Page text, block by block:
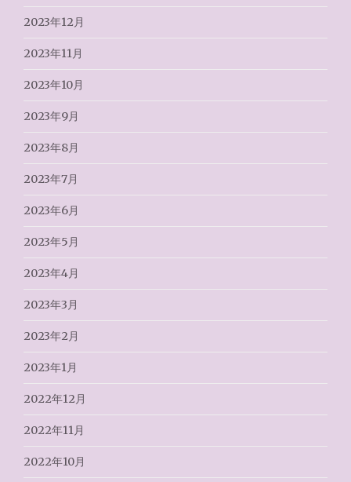
2023年12月
2023年11月
2023年10月
2023年9月
2023年8月
2023年7月
2023年6月
2023年5月
2023年4月
2023年3月
2023年2月
2023年1月
2022年12月
2022年11月
2022年10月